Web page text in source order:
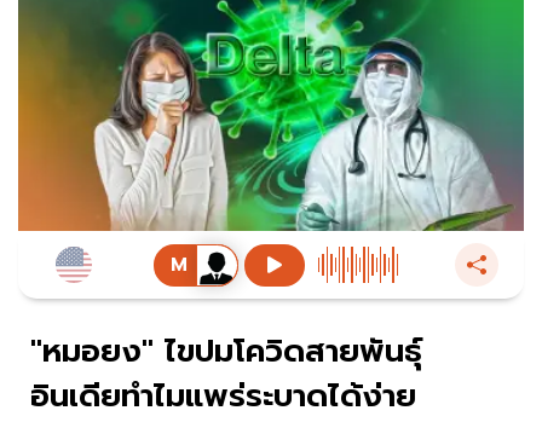
"หมอยง" ไขปมโควิดสายพันธุ์
อินเดียทำไมแพร่ระบาดได้ง่าย